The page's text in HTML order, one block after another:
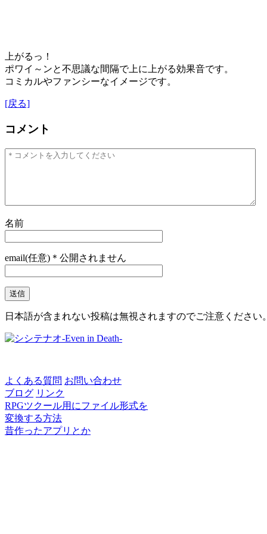
上がるっ！
ポワイ～ンと不思議な間隔で上に上がる効果音です。
コミカルやファンシーなイメージです。
[戻る]
コメント
名前
email(任意)＊公開されません
日本語が含まれない投稿は無視されますのでご注意ください
よくある質問 お問い合わせ
ブログ リンク
RPGツクール用にファイル形式を
変換する方法
昔作ったアプリとか